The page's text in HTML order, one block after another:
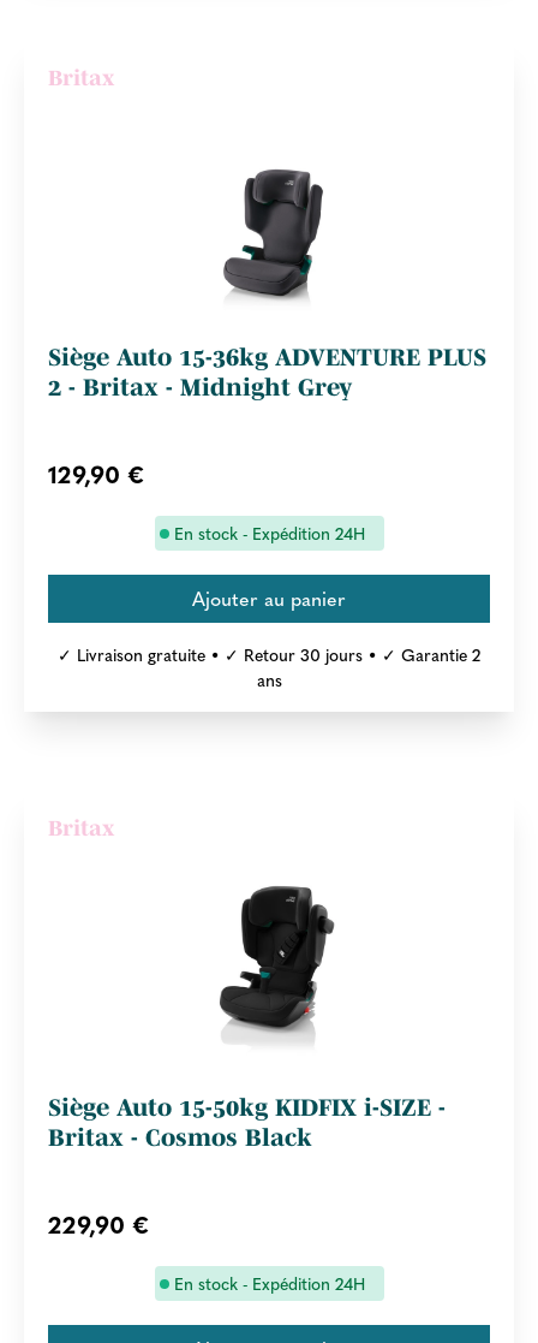
Britax
Siège Auto 15-36kg ADVENTURE PLUS
2 - Britax - Midnight Grey
129,90 €
En stock - Expédition 24H
✓ Livraison gratuite • ✓ Retour 30 jours • ✓ Garantie 2
ans
Britax
Siège Auto 15-50kg KIDFIX i-SIZE -
Britax - Cosmos Black
229,90 €
En stock - Expédition 24H